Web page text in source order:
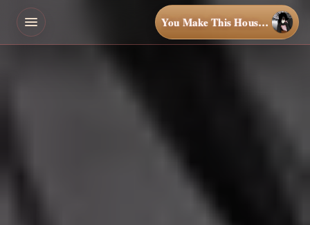
You Make This House a Home